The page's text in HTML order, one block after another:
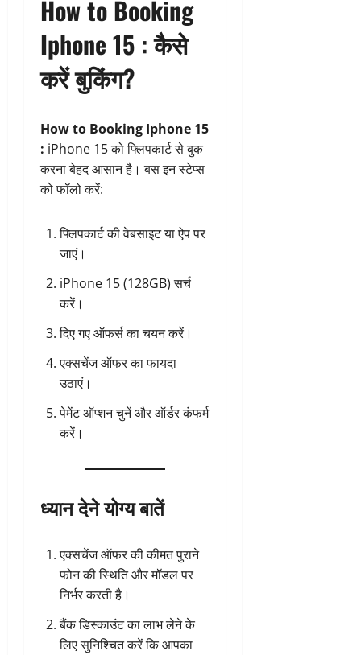
How to Booking
Iphone 15 : कैसे
करें बुकिंग?
How to Booking Iphone 15
: iPhone 15 को फ्लिपकार्ट से बुक
करना बेहद आसान है। बस इन स्टेप्स
को फॉलो करें:
फ्लिपकार्ट की वेबसाइट या ऐप पर
जाएं।
iPhone 15 (128GB) सर्च
करें।
दिए गए ऑफर्स का चयन करें।
एक्सचेंज ऑफर का फायदा
उठाएं।
पेमेंट ऑप्शन चुनें और ऑर्डर कंफर्म
करें।
ध्यान देने योग्य बातें
एक्सचेंज ऑफर की कीमत पुराने
फोन की स्थिति और मॉडल पर
निर्भर करती है।
बैंक डिस्काउंट का लाभ लेने के
लिए सुनिश्चित करें कि आपका